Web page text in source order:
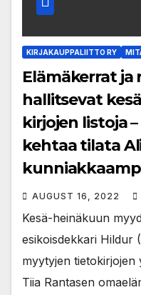
KIRJAKAUPPALIITTO RY
Elämäkerrat ja
hallitsevat
kirjojen listoja
kehtaa tilata
AUGUST 16, 2022
Kesä-heinäkuun
esikoisdekkari Hildur
myytyjen tietokirjojen
Tiia Rantasen